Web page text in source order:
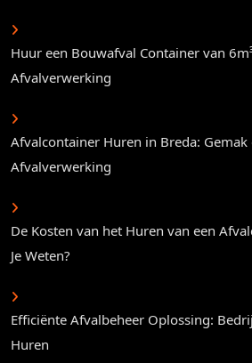
Huur een Bouwafval Container van
Afvalverwerking
Afvalcontainer Huren in Breda:
Afvalverwerking
De Kosten van het Huren van een
Je Weten?
Efficiënte Afvalbeheer Oplossing:
Huren